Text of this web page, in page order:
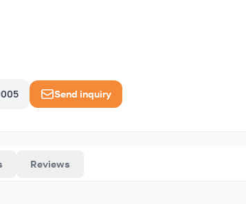
Send inquiry
Reviews